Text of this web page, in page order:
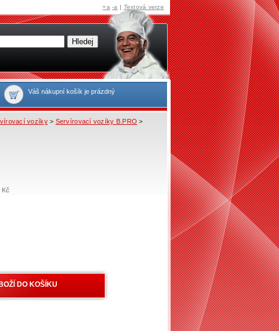
Váš nákupní košík je prázdný
vozíky> Servírovací vozíky B.PRO >
Kč
+a -a | Textová verze